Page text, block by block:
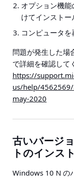
オプション機
けてインストー
コンピュータを
問題が発生した
で詳細を確認して
https://
us/help/
may-2020
古いバージ
トのインス
Windows 10 N の